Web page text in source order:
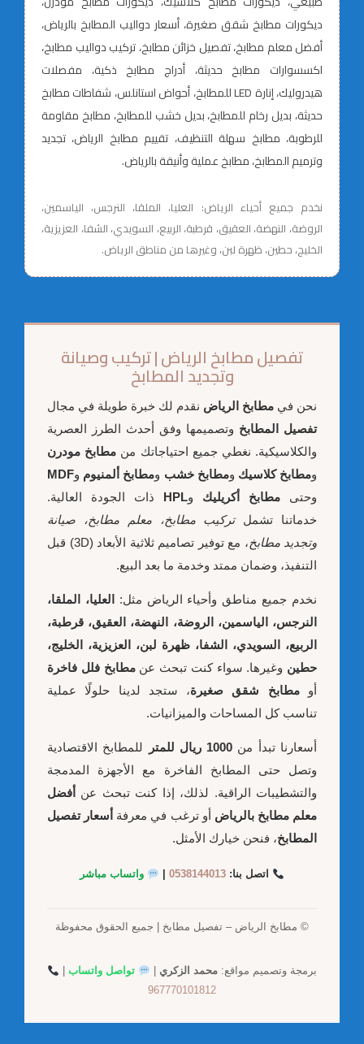
ديكورات مطابخ شقق صغيرة، أسعار دواليب المطابخ بالرياض،
أفضل معلم مطابخ، تفصيل خزائن مطابخ، تركيب دواليب مطابخ،
اكسسوارات مطابخ حديثة، أدراج مطابخ ذكية، مفصلات
هيدروليك، إنارة LED للمطابخ، أحواض استانلس، شفاطات مطابخ
حديثة، بديل رخام للمطابخ، بديل خشب للمطابخ، مطابخ مقاومة
للرطوبة، مطابخ سهلة التنظيف، تقييم مطابخ الرياض، تجديد
وترميم المطابخ، مطابخ عملية وأنيقة بالرياض.
نخدم جميع أحياء الرياض: العليا، الملقا، النرجس، الياسمين،
الروضة، النهضة، العقيق، قرطبة، الربيع، السويدي، الشفا، العزيزية،
الخليج، حطين، ظهرة لبن، وغيرها من مناطق الرياض.
تفصيل مطابخ الرياض | تركيب وصيانة
وتجديد المطابخ
نحن في مطابخ الرياض نقدم لك خبرة طويلة في مجال
تفصيل المطابخ وتصميمها وفق أحدث الطرز العصرية
والكلاسيكية. نغطي جميع احتياجاتك من مطابخ مودرن
ومطابخ كلاسيك ومطابخ خشب ومطابخ ألمنيوم وMDF
وحتى مطابخ أكريليك وHPL ذات الجودة العالية.
خدماتنا تشملتركيب مطابخ، معلم مطابخ، صيانة
وتجديد مطابخ
، مع توفير تصاميم ثلاثية الأبعاد (3D) قبل
التنفيذ، وضمان ممتد وخدمة ما بعد البيع.
نخدم جميع مناطق وأحياء الرياض مثل:
العليا، الملقا،
النرجس، الياسمين، الروضة، النهضة، العقيق، قرطبة،
الربيع، السويدي، الشفا، ظهرة لبن، العزيزية، الخليج،
حطين وغيرها. سواء كنت تبحث عنمطابخ فلل فاخرة
أومطابخ شقق صغيرة، ستجد لدينا حلولًا عملية
تناسب كل المساحات والميزانيات.
أسعارنا تبدأ من 1000 ريال للمتر
للمطابخ الاقتصادية
وتصل حتى المطابخ الفاخرة مع الأجهزة المدمجة
والتشطيبات الراقية. لذلك، إذا كنت تبحث عن أفضل
معلم مطابخ بالرياض أو ترغب في معرفة أسعار تفصيل
المطابخ، فنحن خيارك الأمثل.
اتصل بنا: 0538144013 واتساب مباشر
© مطابخ الرياض – تفصيل مطابخ | جميع الحقوق محفوظة
برمجة وتصميم مواقع:محمد الزكري تواصل واتساب
967770101812